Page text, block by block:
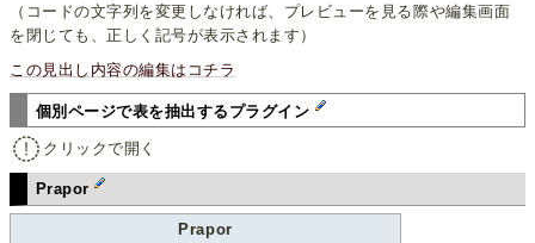
（コードの文字列を変更しなければ、プレビューを見る際や編集画面
を閉じても、正しく記号が表示されます）
この見出し内容の編集はコチラ
個別ページで表を抽出するプラグイン
クリックで開く
Prapor
Prapor